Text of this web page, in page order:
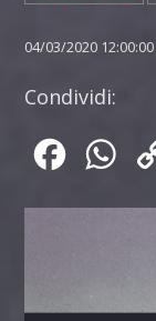
04/03/2020
Condividi:
Facebook